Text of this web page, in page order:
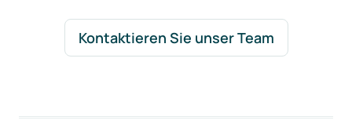
Kontaktieren Sie unser Team